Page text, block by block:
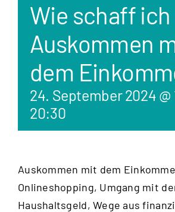
Wie schaff ich
Auskommen
dem
24. September 2024 @
20:30
Auskommen mit dem
Onlineshopping, Umgang mit
Haushaltsgeld, Wege aus